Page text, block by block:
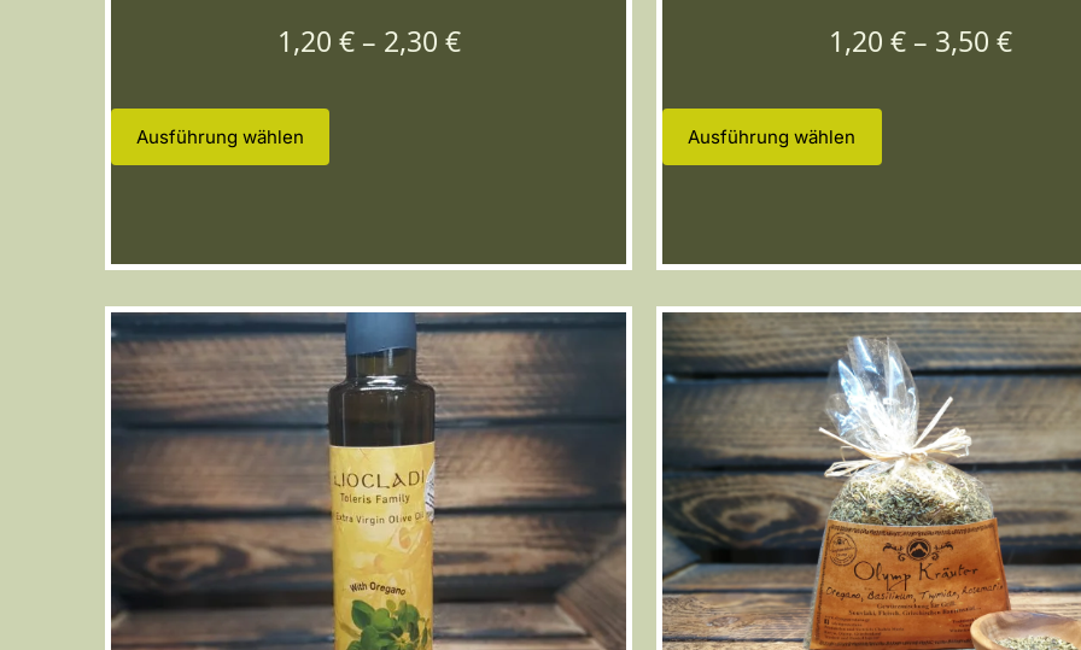
1,20 €– 2,30 €
Ausführung wählen
1,20 €– 3,50 €
Ausführung wählen